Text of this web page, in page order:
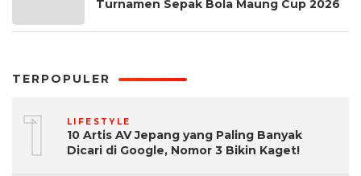
Turnamen Sepak Bola Maung Cup 2026
TERPOPULER
1 LIFESTYLE
10 Artis AV Jepang yang Paling Banyak
Dicari di Google, Nomor 3 Bikin Kaget!